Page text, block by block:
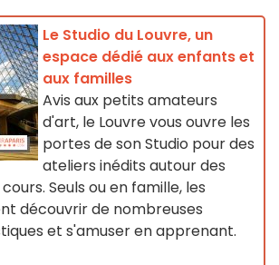
Le Studio du Louvre, un
espace dédié aux enfants et
aux familles
Avis aux petits amateurs
d'art, le Louvre vous ouvre les
portes de son Studio pour des
ateliers inédits autour des
Seuls ou en famille, les
découvrir de nombreuses
et s'amuser en apprenant.